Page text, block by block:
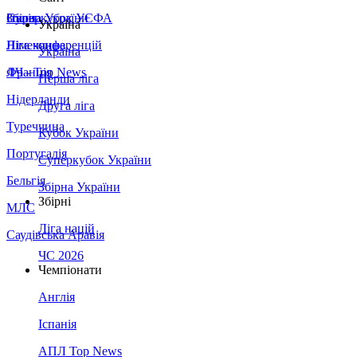
Збірна України
Італія
Німеччина
Франція
Нідерланди
Туреччина
Португалія
Бельгія
МЛС
Саудівська Аравія
Суперкубок УЄФА
Ліга конференцій
ЛЧ - Top News
Україна
Україна
Перша ліга
Друга ліга
Кубок України
Суперкубок України
Збірна України
Збірні
Ліга націй
ЧС 2026
Чемпіонати
Англія
Іспанія
АПЛ Top News